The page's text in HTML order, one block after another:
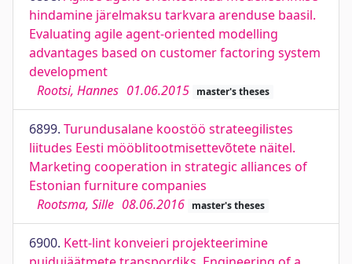
hindamine järelmaksu tarkvara arenduse baasil.
Evaluating agile agent-oriented modelling
advantages based on customer factoring system
development
Rootsi, Hannes 01.06.2015 master's theses
6899. Turundusalane koostöö strateegilistes
liitudes Eesti mööblitootmisettevõtete näitel.
Marketing cooperation in strategic alliances of
Estonian furniture companies
Rootsma, Sille 08.06.2016 master's theses
6900. Kett-lint konveieri projekteerimine